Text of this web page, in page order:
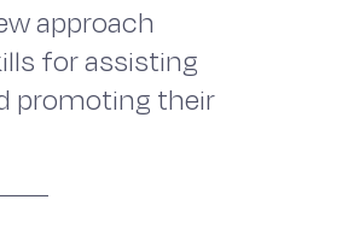
approach
for assisting
promoting their